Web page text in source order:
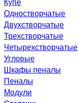
Одностворчатые
Двухстворчатые
Трехстворчатые
Четырехстворчатые
Угловые
Шкафы пеналы
Пеналы
Модули